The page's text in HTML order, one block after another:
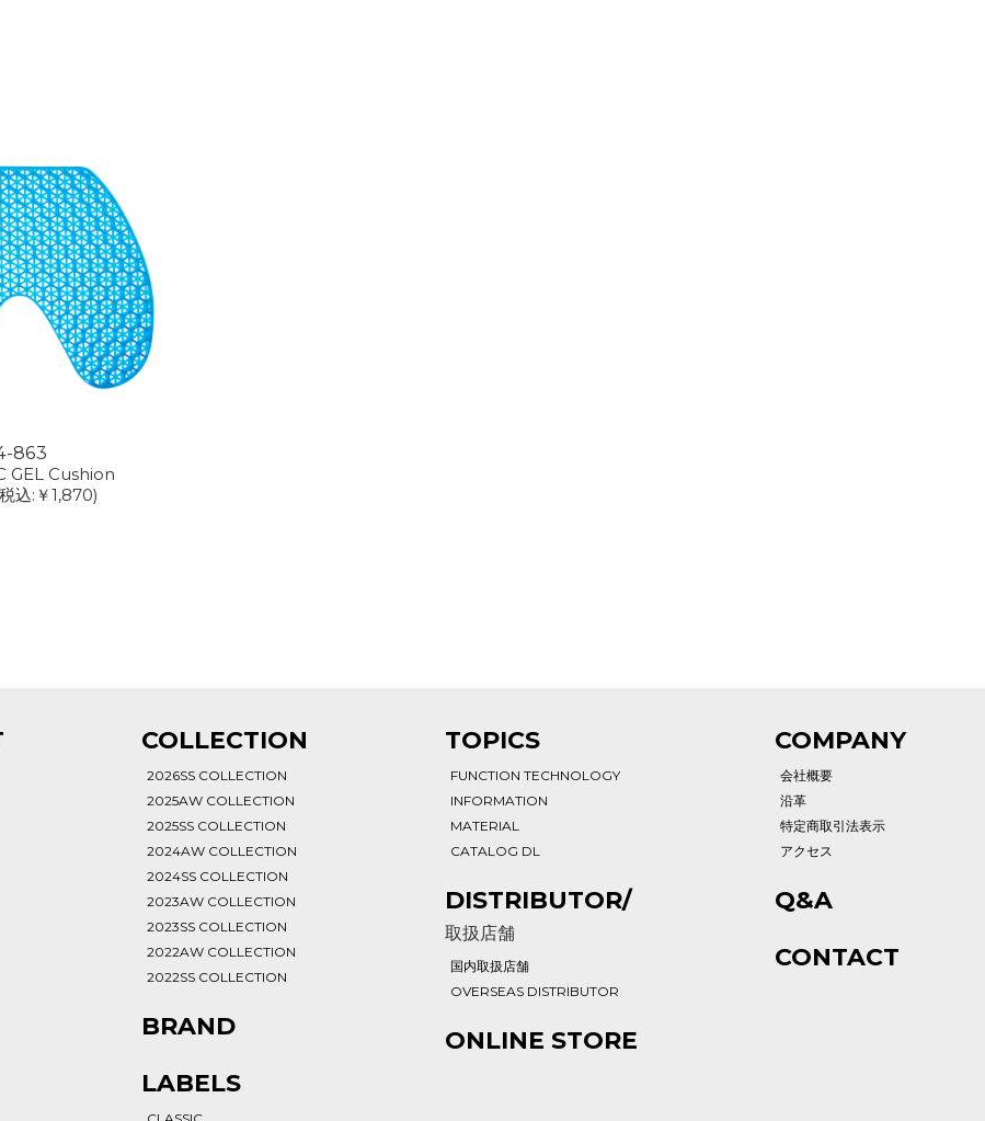
863
GEL Cushion
込:￥1,870)
COLLECTION
2026SS COLLECTION
2025AW COLLECTION
2025SS COLLECTION
2024AW COLLECTION
2024SS COLLECTION
2023AW COLLECTION
2023SS COLLECTION
2022AW COLLECTION
2022SS COLLECTION
BRAND
LABELS
TOPICS
FUNCTION TECHNOLOGY
INFORMATION
MATERIAL
CATALOG DL
DISTRIBUTOR/
取扱店舗
国内取扱店舗
OVERSEAS DISTRIBUTOR
ONLINE STORE
COMPANY
会社概要
沿革
特定商取引法表示
アクセス
Q&A
CONTACT